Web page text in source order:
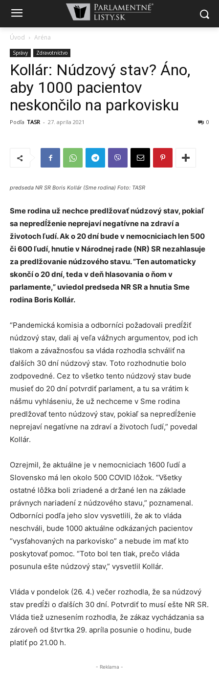
Úvod Aréna
Správy Zdravotníctvo
Kollár: Núdzový stav? Áno,
aby 1000 pacientov
neskončilo na parkovisku
Podľa TASR - 27. apríla 2021 0
predseda NR SR Boris Kollár (Sme rodina) Foto: TASR
Sme rodina už nechce predlžovať núdzový stav, pokiaľ
sa nepredĺženie neprejaví negatívne na zdraví a
životoch ľudí. Ak o 20 dní bude v nemocniciach len 500
či 600 ľudí, hnutie v Národnej rade (NR) SR nezahlasuje
za predlžovanie núdzového stavu. “Ten automaticky
skončí o 20 dní, teda v deň hlasovania o ňom v
parlamente,” uviedol predseda NR SR a hnutia Sme
rodina Boris Kollár.
“Pandemická komisia a odborníci požadovali predĺžiť
núdzový stav, dali aj veľa vážnych argumentov, pod ich
tlakom a závažnosťou sa vláda rozhodla schváliť na
ďalších 30 dní núdzový stav. Toto rozhodnutie bolo
zodpovedné. Cez to všetko tento núdzový stav bude
musieť do 20 dní potvrdiť parlament, a tu sa vrátim k
nášmu vyhláseniu, že už nechceme v Sme rodina
predlžovať tento núdzový stav, pokiaľ sa nepredĺženie
neprejaví negatívne na zdraví a životoch ľudí,” povedal
Kollár.
Ozrejmil, že aktuálne je v nemocniciach 1600 ľudí a
Slovensko má len okolo 500 COVID lôžok. “Všetky
ostatné lôžka boli zriadené a držané len na základe
právnych nariadení z núdzového stavu,” poznamenal.
Odborníci podľa jeho slov vysvetlili, že ak to vláda
neschváli, bude 1000 aktuálne odkázaných pacientov
“vysťahovaných na parkovisko” a nebude im mať kto
poskytovať pomoc. “Toto bol ten tlak, prečo vláda
posunula ešte núdzový stav,” vysvetlil Kollár.
Vláda v pondelok (26. 4.) večer rozhodla, že sa núdzový
stav predĺži o ďalších 30 dní. Potvrdiť to musí ešte NR SR.
Vláda tiež uznesením rozhodla, že zákaz vychádzania sa
zároveň od štvrtka 29. apríla posunie o hodinu, bude
platiť po 21.00 h.
- Reklama -